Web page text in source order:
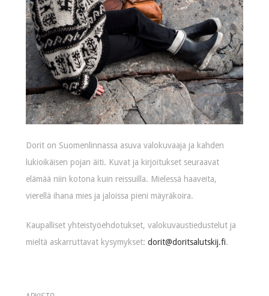
Dorit on Suomenlinnassa asuva valokuvaaja ja kahden
lukioikäisen pojan äiti. Kuvat ja kirjoitukset seuraavat
elämää niin kotona kuin reissuilla. Mielessä haaveita,
vierellä ihana mies ja jaloissa pieni mäyräkoira.
Kaupalliset yhteistyöehdotukset, valokuvaustiedustelut ja
mieltä askarruttavat kysymykset:dorit@doritsalutskij.fi.